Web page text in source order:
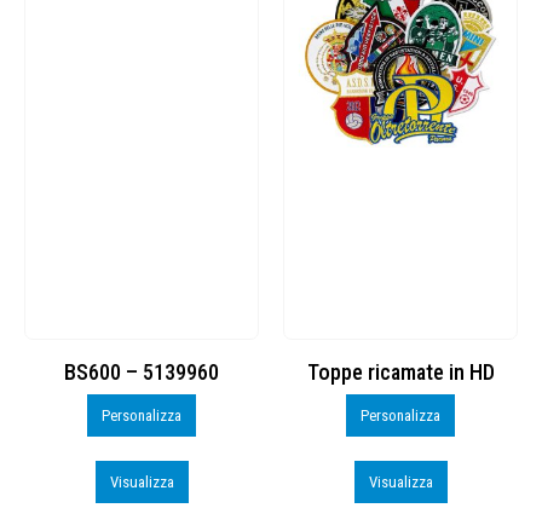
BS600 – 5139960
Personalizza
Visualizza
Toppe ricamate in HD
Personalizza
Visualizza